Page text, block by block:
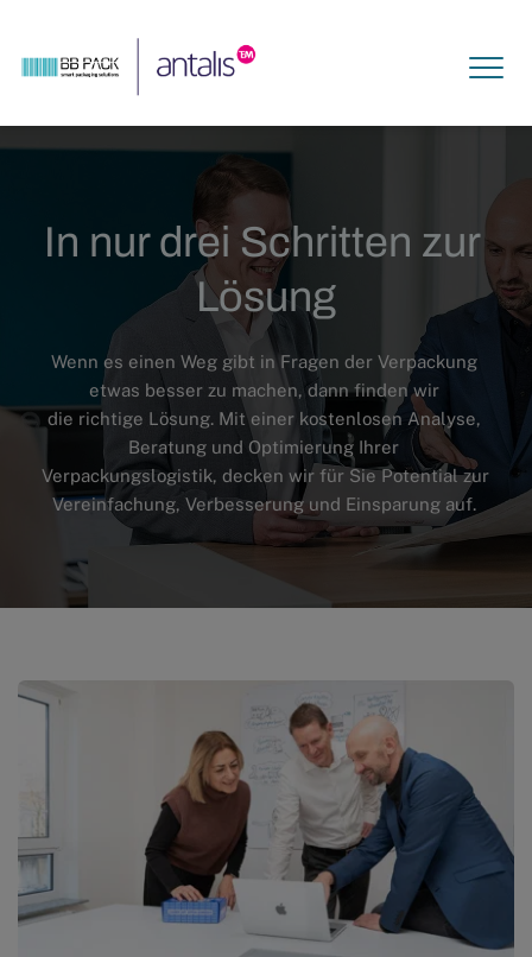
In nur drei Schritten zur
Lösung
Wenn es einen Weg gibt in Fragen der Verpackung
etwas besser zu machen, dann finden wir
die richtige Lösung. Mit einer kostenlosen Analyse,
Beratung und Optimierung Ihrer
Verpackungslogistik, decken wir für Sie Potential zur
Vereinfachung, Verbesserung und Einsparung auf.